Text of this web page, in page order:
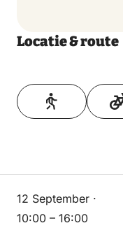
Locatie & route
12 September ·
10:00 – 16:00